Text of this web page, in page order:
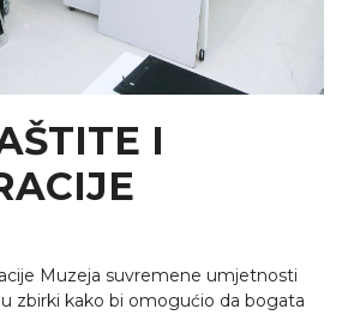
I
Muzeja suvremene umjetnosti
zbirki kako bi omogućio da bogata